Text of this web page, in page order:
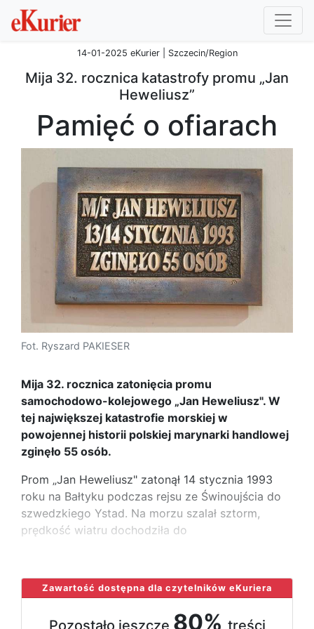
14-01-2025 eKurier | Szczecin/Region
Mija 32. rocznica katastrofy promu „Jan
Heweliusz”
Pamięć o ofiarach
Fot. Ryszard PAKIESER
Mija 32. rocznica zatonięcia promu
samochodowo-kolejowego „Jan Heweliusz". W
tej największej katastrofie morskiej w
powojennej historii polskiej marynarki handlowej
zginęło 55 osób.
Prom „Jan Heweliusz" zatonął 14 stycznia 1993
roku na Bałtyku podczas rejsu ze Świnoujścia do
szwedzkiego Ystad. Na morzu szalał sztorm,
prędkość wiatru dochodziła do
Zawartość dostępna dla czytelników eKuriera
Pozostało jeszcze 80% treści